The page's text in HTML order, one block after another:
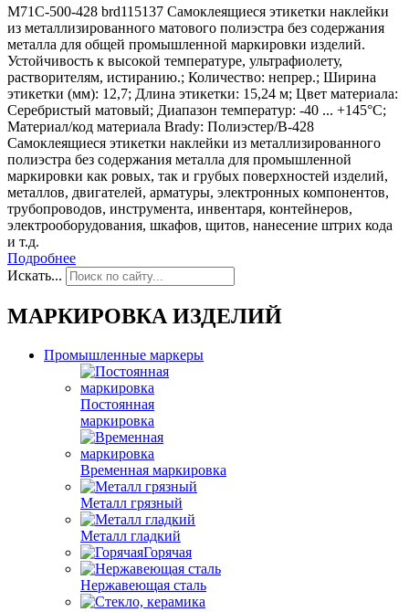
M71C-500-428 brd115137 Самоклеящиеся этикетки наклейки
из металлизированного матового полиэстра без содержания
металла для общей промышленной маркировки изделий.
Устойчивость к высокой температуре, ультрафиолету,
растворителям, истиранию.; Количество: непрер.; Ширина
этикетки (мм): 12,7; Длина этикетки: 15,24 м; Цвет материала:
Серебристый матовый; Диапазон температур: -40 ... +145°С;
Материал/код материала Brady: Полиэстер/В-428
Самоклеящиеся этикетки наклейки из металлизированного
полиэстра без содержания металла для промышленной
маркировки как ровых, так и грубых поверхностей изделий,
металлов, двигателей, арматуры, электронных компонентов,
трубопроводов, инструмента, инвентаря, контейнеров,
электрооборудования, шкафов, щитов, нанесение штрих кода
и т.д.
Подробнее
Искать...
МАРКИРОВКА ИЗДЕЛИЙ
Промышленные маркеры
Постоянная
маркировка
Временная маркировка
Металл грязный
Металл гладкий
Горячая
Нержавеющая сталь